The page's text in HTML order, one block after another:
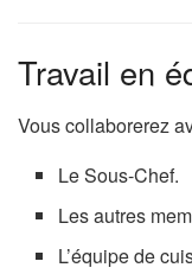
Travail en
Vous collaborerez
Le Sous-Chef.
Les autres
L’équipe de